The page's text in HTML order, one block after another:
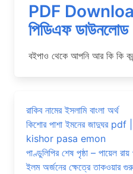
PDF Download
পিডিএফ ডাউনলোড
বইপাও থেকে আপনি আর কি কি
রাকিব নামের ইসলামি বাংলা অর্থ
কিশোর পাশা ইমনের জাদুঘর
kishor pasa emon
পাণ্ডুলিপির শেষ পৃষ্ঠা – পায়েল রায়
ইলম অর্জনের ক্ষেত্রে তাকওয়ার